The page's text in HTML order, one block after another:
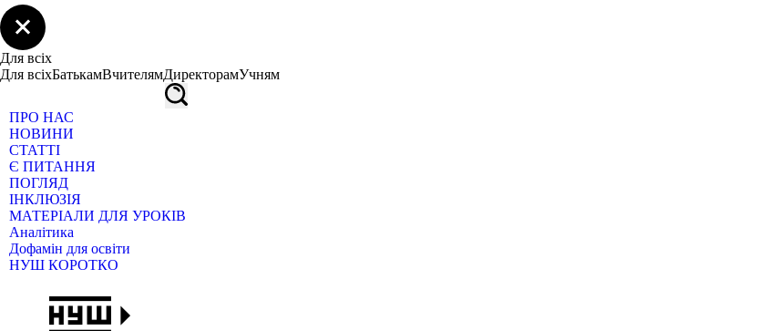
Для всіх
Для всіхБатькамВчителямДиректорамУчням
ПРО НАС
НОВИНИ
СТАТТІ
Є ПИТАННЯ
ПОГЛЯД
ІНКЛЮЗІЯ
МАТЕРІАЛИ ДЛЯ УРОКІВ
Аналітика
Дофамін для освіти
НУШ КОРОТКО